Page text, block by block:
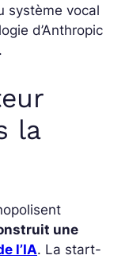
système vocal
d’Anthropic
la
une
l’IA. La start-